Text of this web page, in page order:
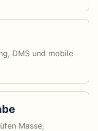
DMS und mobile
Masse,